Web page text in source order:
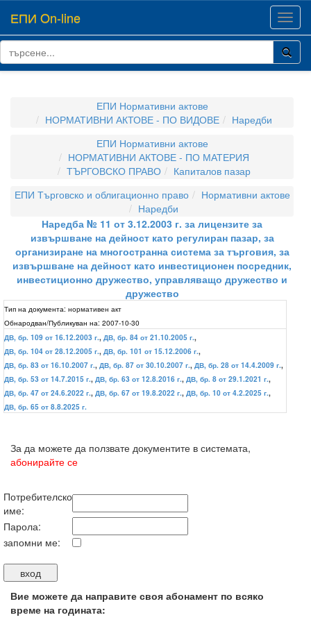
ЕПИ On-line
ЕПИ Нормативни актове
НОРМАТИВНИ АКТОВЕ - ПО ВИДОВЕ
Наредби
ЕПИ Нормативни актове
НОРМАТИВНИ АКТОВЕ - ПО МАТЕРИЯ
ТЪРГОВСКО ПРАВО
Капиталов пазар
ЕПИ Търговско и облигационно право
Нормативни актове
Наредби
Наредба № 11 от 3.12.2003 г. за лицензите за
извършване на дейност като регулиран пазар, за
организиране на многостранна система за търговия, за
извършване на дейност като инвестиционен посредник,
инвестиционно дружество, управляващо дружество и
дружество
Тип на документа: нормативен акт
Обнародван/Публикуван на: 2007-10-30
ДВ, бр. 109 от 16.12.2003 г., ДВ, бр. 84 от 21.10.2005 г.,
ДВ, бр. 104 от 28.12.2005 г., ДВ, бр. 101 от 15.12.2006 г.,
ДВ, бр. 83 от 16.10.2007 г., ДВ, бр. 87 от 30.10.2007 г., ДВ, бр. 28 от 14.4.2009 г.,
ДВ, бр. 53 от 14.7.2015 г., ДВ, бр. 63 от 12.8.2016 г., ДВ, бр. 8 от 29.1.2021 г.,
ДВ, бр. 47 от 24.6.2022 г., ДВ, бр. 67 от 19.8.2022 г., ДВ, бр. 10 от 4.2.2025 г.,
ДВ, бр. 65 от 8.8.2025 г.
За да можете да ползвате документите в системата,
абонирайте се
Потребителско
име:
Парола:
запомни ме:
Вие можете да направите своя абонамент по всяко
време на годината: